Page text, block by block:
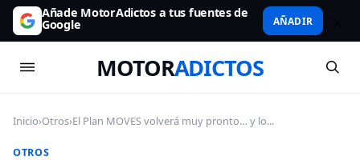
Añade MotorAdictos a tus fuentes de
Google AÑADIR
MOTORADICTOS
Inicio›Otros›El Plan MOVES volverá muy pronto… y lo...
OTROS